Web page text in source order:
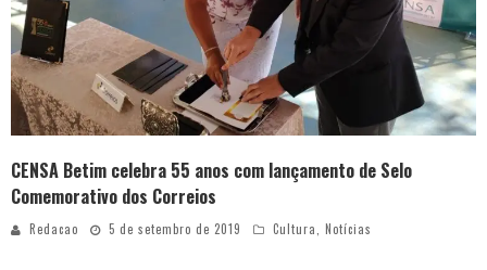
CENSA Betim celebra 55 anos com lançamento de Selo
Comemorativo dos Correios
Redacao 5 de setembro de 2019 Cultura, Notícias